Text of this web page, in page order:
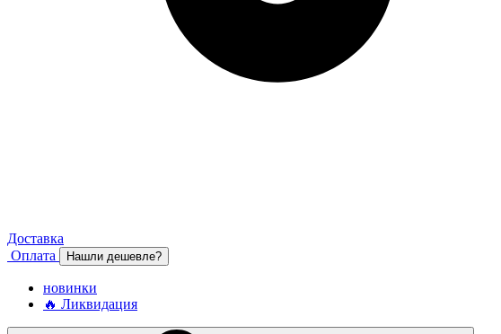
Доставка
Оплата
Нашли дешевле?
новинки
🔥 Ликвидация